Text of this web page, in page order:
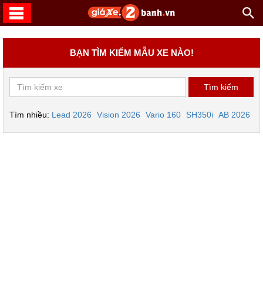
BẠN TÌM KIẾM MẪU XE NÀO!
Tìm nhiều: Lead 2026 Vision 2026 Vario 160 SH350i AB 2026